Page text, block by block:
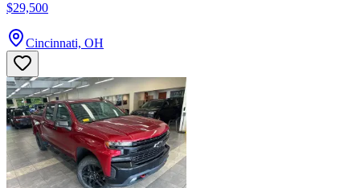
$29,500
Cincinnati, OH